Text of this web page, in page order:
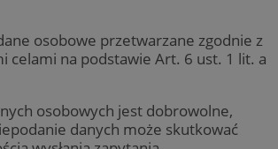
osobowe przetwarzane zgodnie z
celami na podstawie Art. 6 ust. 1 lit. a
osobowych jest dobrowolne,
danych może skutkować